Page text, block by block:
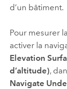
d’un bâtiment.
Pour mesurer
activer la
Elevation
d’altitude),
Navigate